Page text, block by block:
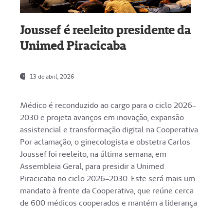
Joussef é reeleito presidente da
Unimed Piracicaba
13 de abril, 2026
Médico é reconduzido ao cargo para o ciclo 2026–
2030 e projeta avanços em inovação, expansão
assistencial e transformação digital na Cooperativa
Por aclamação, o ginecologista e obstetra Carlos
Joussef foi reeleito, na última semana, em
Assembleia Geral, para presidir a Unimed
Piracicaba no ciclo 2026–2030. Este será mais um
mandato à frente da Cooperativa, que reúne cerca
de 600 médicos cooperados e mantém a liderança